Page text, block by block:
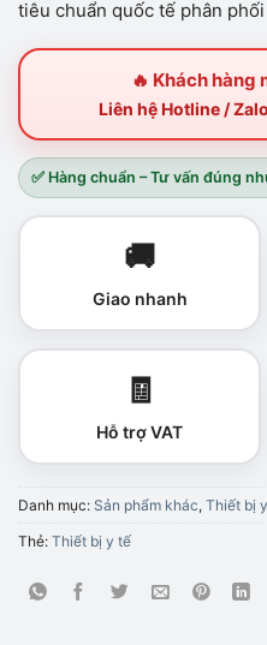
tiêu chuẩn quốc tế phân phối
🔥 Khách hàng
Liên hệ Hotline /
✅ Hàng chuẩn – Tư vấn đúng
🚚
Giao nhanh
🧾
Hỗ trợ VAT
Danh mục: Sản phẩm khác, Thiết bị
Thẻ: Thiết bị y tế